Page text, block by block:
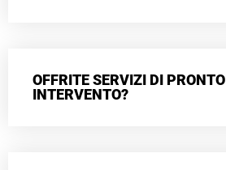
OFFRITE SERVIZI DI PRONTO
INTERVENTO?